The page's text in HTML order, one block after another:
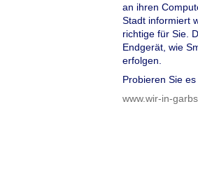
an ihren
Stadt informiert
richtige für Sie.
Endgerät, wie
erfolgen.
Probieren Sie
www.wir-in-